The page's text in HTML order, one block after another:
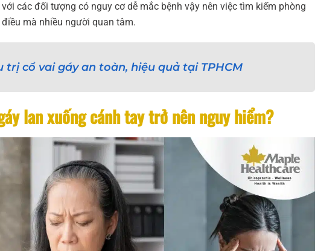
các đối tượng có nguy cơ dễ mắc bệnh vậy nên việc tìm kiếm phòng
mà nhiều người quan tâm.
trị cổ vai gáy an toàn, hiệu quả tại TPHCM
lan xuống cánh tay trở nên nguy hiểm?